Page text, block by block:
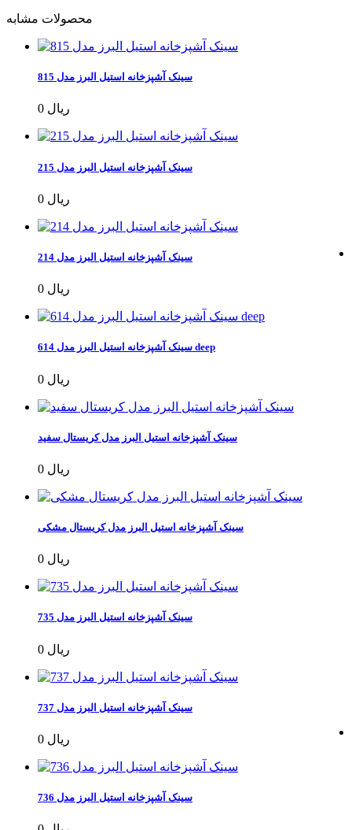
محصولات مشابه
سینک آشپزخانه استیل البرز مدل 815
0 ریال
سینک آشپزخانه استیل البرز مدل 215
0 ریال
سینک آشپزخانه استیل البرز مدل 214
0 ریال
سینک آشپزخانه استیل البرز مدل 614 deep
0 ریال
سینک آشپزخانه استیل البرز مدل کریستال سفید
0 ریال
سینک آشپزخانه استیل البرز مدل کریستال مشکی
0 ریال
سینک آشپزخانه استیل البرز مدل 735
0 ریال
سینک آشپزخانه استیل البرز مدل 737
0 ریال
سینک آشپزخانه استیل البرز مدل 736